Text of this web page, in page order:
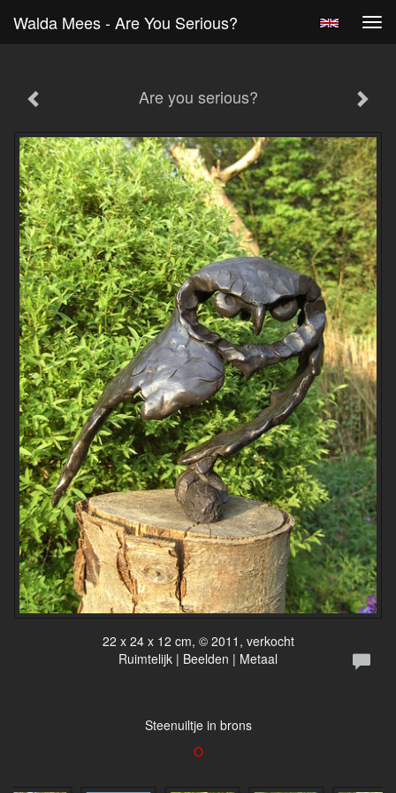
Walda Mees - Are You Serious?
Are you serious?
22 x 24 x 12 cm, © 2011, verkocht
Ruimtelijk | Beelden | Metaal
Steenuiltje in brons
O